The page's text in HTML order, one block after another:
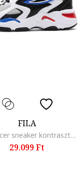
FILA
Ray Tracer sneaker kontrasztos részletekkel, Fehér/Fekete
29.099 Ft